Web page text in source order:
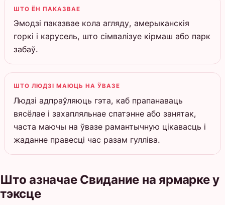
ШТО ЁН ПАКАЗВАЕ
Эмодзі паказвае кола агляду, амерыканскія
горкі і карусель, што сімвалізуе кірмаш або парк
забаў.
ШТО ЛЮДЗІ МАЮЦЬ НА ЎВАЗЕ
Людзі адпраўляюць гэта, каб прапанаваць
вясёлае і захапляльнае спатэнне або занятак,
часта маючы на ўвазе рамантычную цікавасць і
жаданне правесці час разам гулліва.
Што азначае Свидание на ярмарке у
тэксце